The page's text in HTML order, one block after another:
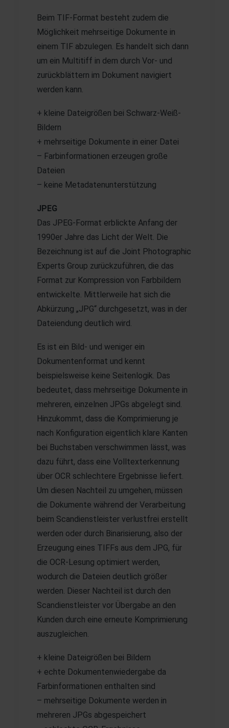
Beim TIF-Format besteht zudem die
Möglichkeit mehrseitige Dokumente in
einem TIF abzulegen. Es handelt sich dann
um ein Multitiff in dem durch Vor- und
zurückblättern im Dokument navigiert
werden kann.
+ kleine Dateigrößen bei Schwarz-Weiß-
Bildern
+ mehrseitige Dokumente in einer Datei
– Farbinformationen erzeugen große
Dateien
– keine Metadatenunterstützung
JPEG
Das JPEG-Format erblickte Anfang der
1990er Jahre das Licht der Welt. Die
Bezeichnung ist auf die Joint Photographic
Experts Group zurückzuführen, die das
Format zur Kompression von Farbbildern
entwickelte. Mittlerweile hat sich die
Abkürzung „JPG“ durchgesetzt, was in der
Dateiendung deutlich wird.
Es ist ein Bild- und weniger ein
Dokumentenformat und kennt
beispielsweise keine Seitenlogik. Das
bedeutet, dass mehrseitige Dokumente in
mehreren, einzelnen JPGs abgelegt sind.
Hinzukommt, dass die Komprimierung je
nach Konfiguration eigentlich klare Kanten
bei Buchstaben verschwimmen lässt, was
dazu führt, dass eine Volltexterkennung
über OCR schlechtere Ergebnisse liefert.
Um diesen Nachteil zu umgehen, müssen
die Dokumente während der Verarbeitung
beim Scandienstleister verlustfrei erstellt
werden oder durch Binarisierung, also der
Erzeugung eines TIFFs aus dem JPG, für
die OCR-Lesung optimiert werden,
wodurch die Dateien deutlich größer
werden. Dieser Nachteil ist durch den
Scandienstleister vor Übergabe an den
Kunden durch eine erneute Komprimierung
auszugleichen.
+ kleine Dateigrößen bei Bildern
+ echte Dokumentenwiedergabe da
Farbinformationen enthalten sind
– mehrseitige Dokumente werden in
mehreren JPGs abgespeichert